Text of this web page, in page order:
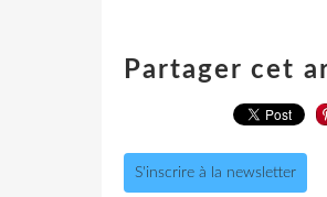
Partager cet
S'inscrire à la newsletter